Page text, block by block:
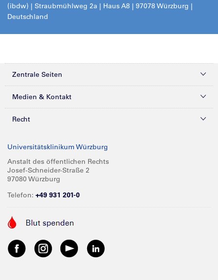
(ibdw) | Straubmühlweg 2a | Haus A8 | 97078 Würzburg |
Deutschland
Zentrale Seiten
Kliniken & Zentren
Forschung
Karriere
Medien & Kontakt
Presse
Glossar
Spenden
Anreise
Recht
Compliance
Impressum
Barrierefreiheit
Universitätsklinikum Würzburg
Anstalt des öffentlichen Rechts
Josef-Schneider-Straße 2
97080 Würzburg
Telefon: +49 931 201-0